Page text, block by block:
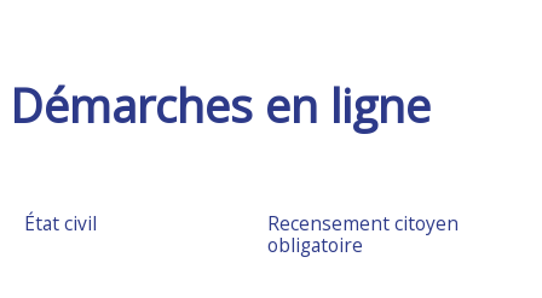
Démarches en ligne
État civil
Recensement citoyen
obligatoire